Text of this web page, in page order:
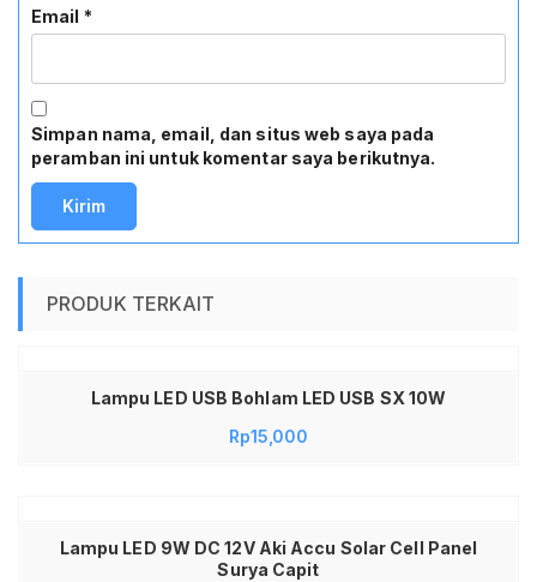
Email *
Simpan nama, email, dan situs web saya pada
peramban ini untuk komentar saya berikutnya.
PRODUK TERKAIT
Lampu LED USB Bohlam LED USB SX 10W
Rp15,000
Lampu LED 9W DC 12V Aki Accu Solar Cell Panel
Surya Capit